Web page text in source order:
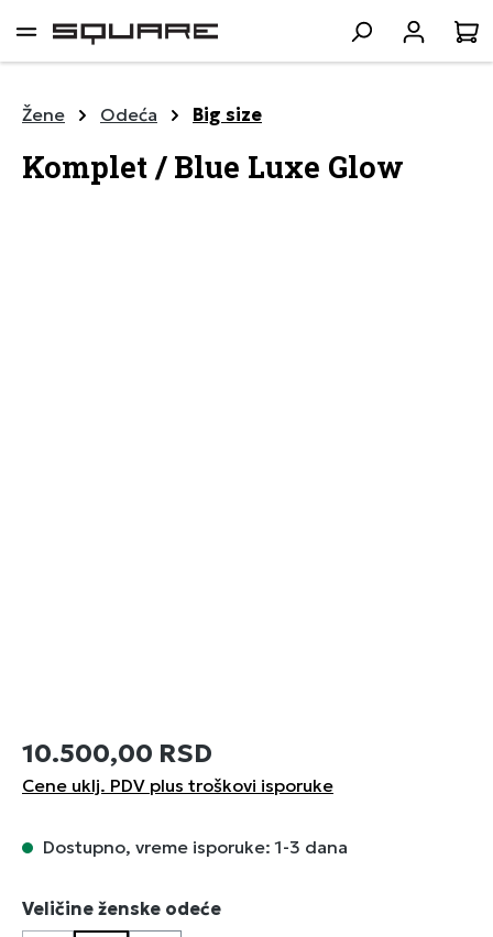
sadržaj
Žene Odeća Big size
Komplet / Blue Luxe Glow
10.500,00 RSD
Cene uklj. PDV plus troškovi isporuke
Dostupno, vreme isporuke: 1-3 dana
Izaberi
Veličine ženske odeće